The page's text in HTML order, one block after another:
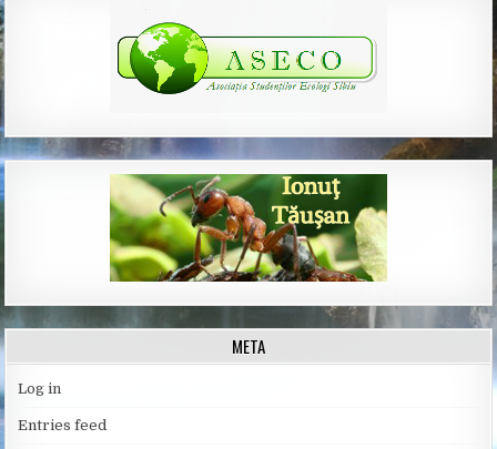
META
Log in
Entries feed